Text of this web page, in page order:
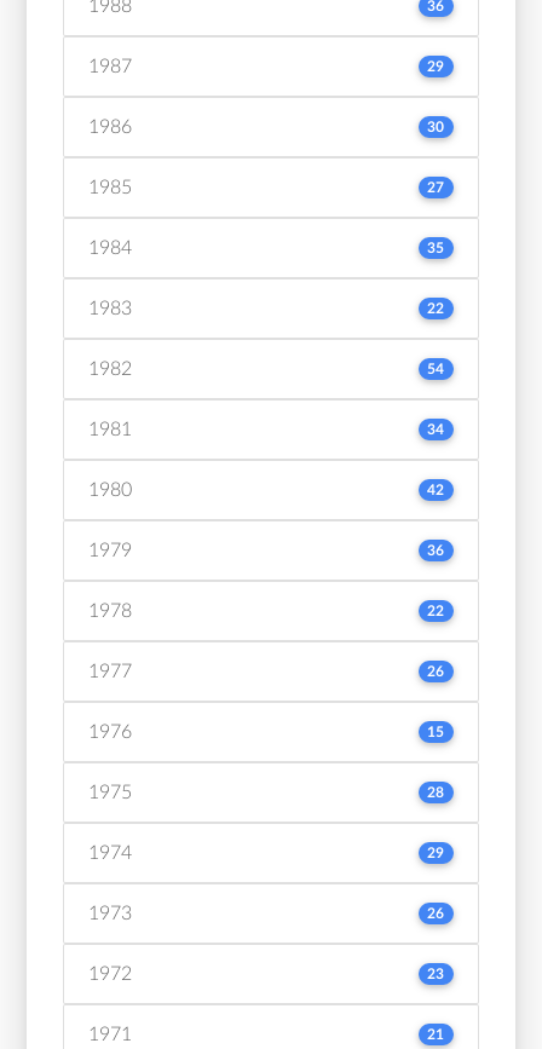
1988 36
1987 29
1986 30
1985 27
1984 35
1983 22
1982 54
1981 34
1980 42
1979 36
1978 22
1977 26
1976 15
1975 28
1974 29
1973 26
1972 23
1971 21